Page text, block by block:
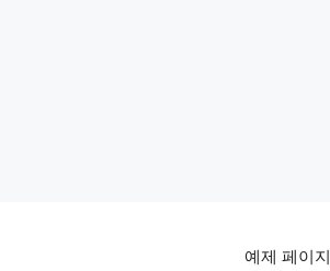
예제 페이지